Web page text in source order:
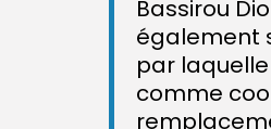
Bassirou
également
par
comme